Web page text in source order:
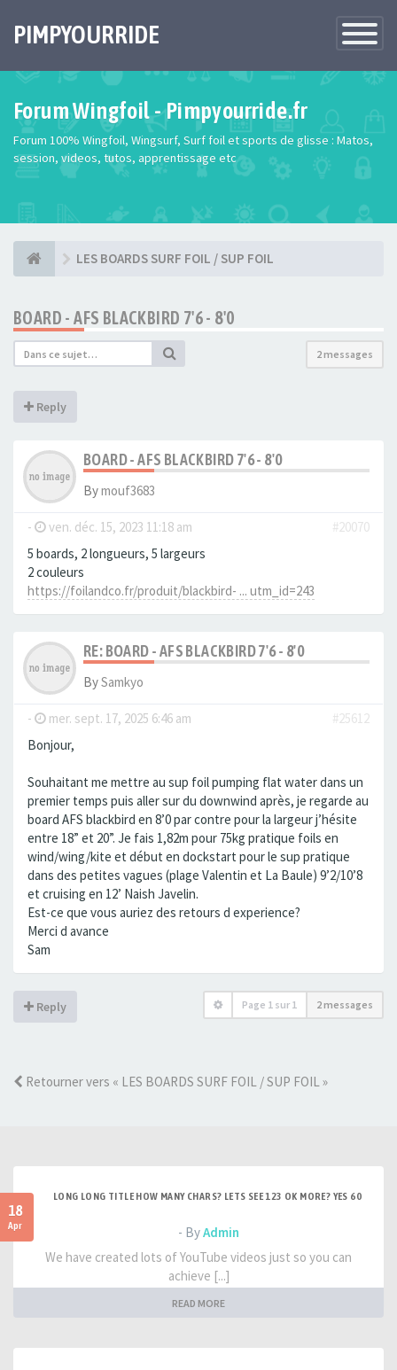
Toggle
PIMPYOURRIDE
Forum Wingfoil - Pimpyourride.fr
Forum 100% Wingfoil, Wingsurf, Surf foil et sports de glisse : Matos,
session, videos, tutos, apprentissage etc
LES BOARDS SURF FOIL / SUP FOIL
BOARD - AFS BLACKBIRD 7'6 - 8'0
2 messages
Reply
BOARD - AFS BLACKBIRD 7'6 - 8'0
Bymouf3683
- ven. déc. 15, 2023 11:18 am
#20070
5 boards, 2 longueurs, 5 largeurs
2 couleurs
https://foilandco.fr/produit/blackbird- ... utm_id=243
RE: BOARD - AFS BLACKBIRD 7'6 - 8'0
BySamkyo
- mer. sept. 17, 2025 6:46 am
#25612
Bonjour,
Souhaitant me mettre au sup foil pumping flat water dans un
premier temps puis aller sur du downwind après, je regarde au
board AFS blackbird en 8’0 par contre pour la largeur j’hésite
entre 18” et 20”. Je fais 1,82m pour 75kg pratique foils en
wind/wing/kite et début en dockstart pour le sup pratique
dans des petites vagues (plage Valentin et La Baule) 9’2/10’8
et cruising en 12’ Naish Javelin.
Est-ce que vous auriez des retours d experience?
Merci d avance
Sam
Reply Page 1 sur 1 2 messages
Retourner vers « LES BOARDS SURF FOIL / SUP FOIL »
18
Apr
LONG LONG TITLE HOW MANY CHARS? LETS SEE 123 OK MORE? YES 60
- ByAdmin
We have created lots of YouTube videos just so you can
achieve [...]
READ MORE